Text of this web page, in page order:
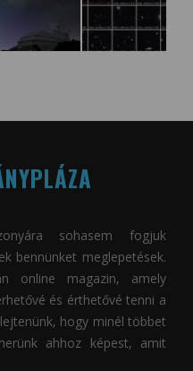
sohasem fogjuk
bennünket meglepetések.
online magazin, amely
és érthetővé tenni a
hogy minél többet
ahhoz képest, amit